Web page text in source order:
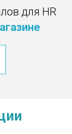
для HR